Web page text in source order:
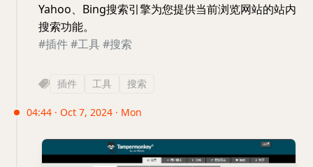
Yahoo、Bing搜索引擎为您提供当前浏览网站的站内
搜索功能。
#插件#工具#搜索
插件 工具 搜索
04:44 · Oct 7, 2024 · Mon